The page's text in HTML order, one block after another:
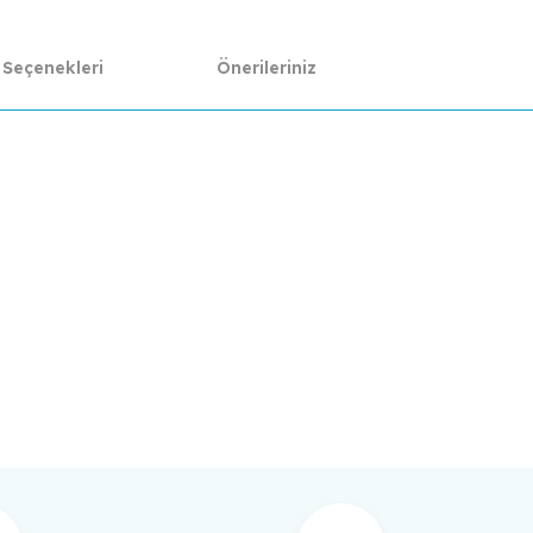
Önerileriniz